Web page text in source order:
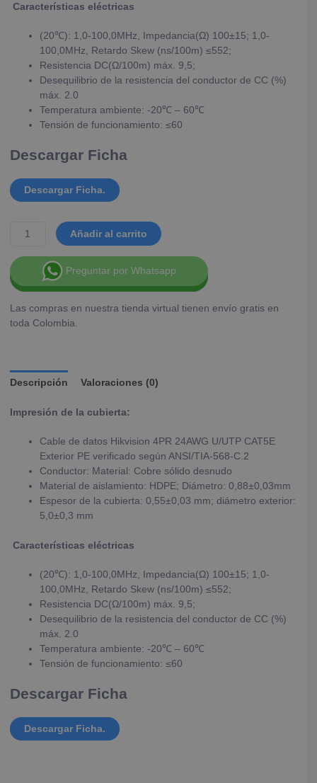
Características eléctricas
(20℃): 1,0-100,0MHz, Impedancia(Ω) 100±15; 1,0-
100,0MHz, Retardo Skew (ns/100m) ≤552;
Resistencia DC(Ω/100m) máx. 9,5;
Desequilibrio de la resistencia del conductor de CC (%)
máx. 2.0
Temperatura ambiente: -20℃ – 60℃
Tensión de funcionamiento: ≤60
Descargar Ficha
Descargar Ficha.
Añadir al carrito
Preguntar por Whatsapp
Las compras en nuestra tienda virtual tienen envío gratis en
toda Colombia.
Descripción Valoraciones (0)
Impresión de la cubierta:
Cable de datos Hikvision 4PR 24AWG U/UTP CAT5E
Exterior PE verificado según ANSI/TIA-568-C.2
Conductor: Material: Cobre sólido desnudo
Material de aislamiento: HDPE; Diámetro: 0,88±0,03mm
Espesor de la cubierta: 0,55±0,03 mm; diámetro exterior:
5,0±0,3 mm
Características eléctricas
(20℃): 1,0-100,0MHz, Impedancia(Ω) 100±15; 1,0-
100,0MHz, Retardo Skew (ns/100m) ≤552;
Resistencia DC(Ω/100m) máx. 9,5;
Desequilibrio de la resistencia del conductor de CC (%)
máx. 2.0
Temperatura ambiente: -20℃ – 60℃
Tensión de funcionamiento: ≤60
Descargar Ficha
Descargar Ficha.